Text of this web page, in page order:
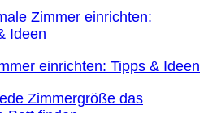
einrichten: Tipps & Ideen